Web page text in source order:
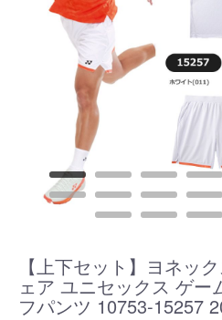
【上下セット】ヨネッ
ェア ユニセックス ゲー
フパンツ 10753-15257